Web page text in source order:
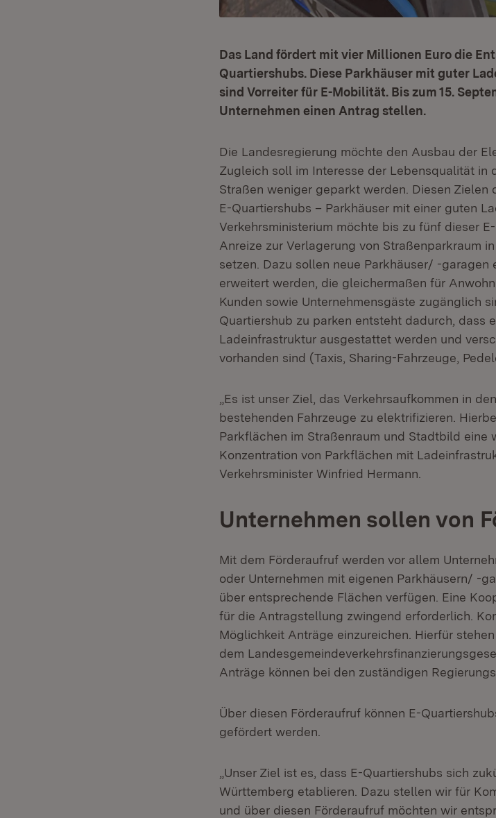
Das Land fördert mit vier Millionen Euro die
Quartiershubs. Diese Parkhäuser mit guter
sind Vorreiter für E-Mobilität. Bis zum 15.
Unternehmen einen Antrag stellen.
Die Landesregierung möchte den Ausbau der
Zugleich soll im Interesse der Lebensqualität in
Straßen weniger geparkt werden. Diesen Zielen
E-Quartiershubs – Parkhäuser mit einer guten
Verkehrsministerium möchte bis zu fünf dieser
Anreize zur Verlagerung von Straßenparkraum
setzen. Dazu sollen neue Parkhäuser/ -
erweitert werden, die gleichermaßen für
Kunden sowie Unternehmensgäste zugänglich
Quartiershub zu parken entsteht dadurch, dass
Ladeinfrastruktur ausgestattet werden und
vorhanden sind (Taxis, Sharing-Fahrzeuge,
„Es ist unser Ziel, das Verkehrsaufkommen in
bestehenden Fahrzeuge zu elektrifizieren.
Parkflächen im Straßenraum und Stadtbild eine
Konzentration von Parkflächen mit
Verkehrsminister Winfried Hermann.
Unternehmen sollen von
Mit dem Förderaufruf werden vor allem
oder Unternehmen mit eigenen Parkhäusern/ -
über entsprechende Flächen verfügen. Eine
für die Antragstellung zwingend erforderlich.
Möglichkeit Anträge einzureichen. Hierfür
dem
Anträge können bei den zuständigen
Über diesen Förderaufruf können E-
gefördert werden.
„Unser Ziel ist es, dass E-Quartiershubs sich
Württemberg etablieren. Dazu stellen wir für
und über diesen Förderaufruf möchten wir